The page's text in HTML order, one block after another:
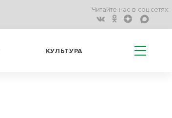
Читайте нас в соц.сетях:
КУЛЬТУРА